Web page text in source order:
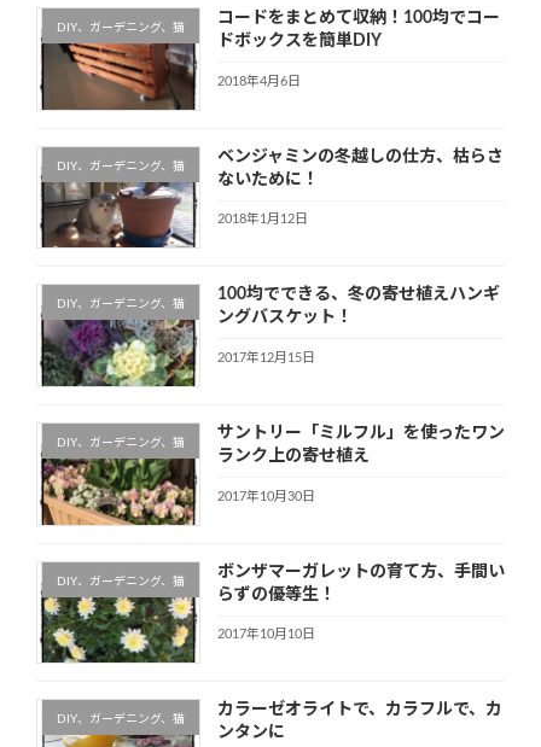
DIY、ガーデニング、猫
コードをまとめて収納！100均でコー
ドボックスを簡単DIY
2018年4月6日
DIY、ガーデニング、猫
ベンジャミンの冬越しの仕方、枯らさ
ないために！
2018年1月12日
DIY、ガーデニング、猫
100均でできる、冬の寄せ植えハンギ
ングバスケット！
2017年12月15日
DIY、ガーデニング、猫
サントリー「ミルフル」を使ったワン
ランク上の寄せ植え
2017年10月30日
DIY、ガーデニング、猫
ボンザマーガレットの育て方、手間い
らずの優等生！
2017年10月10日
DIY、ガーデニング、猫
カラーゼオライトで、カラフルで、カ
ンタンに